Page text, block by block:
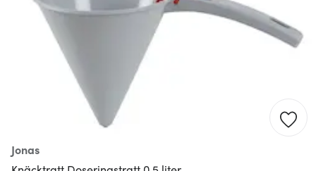
Jonas